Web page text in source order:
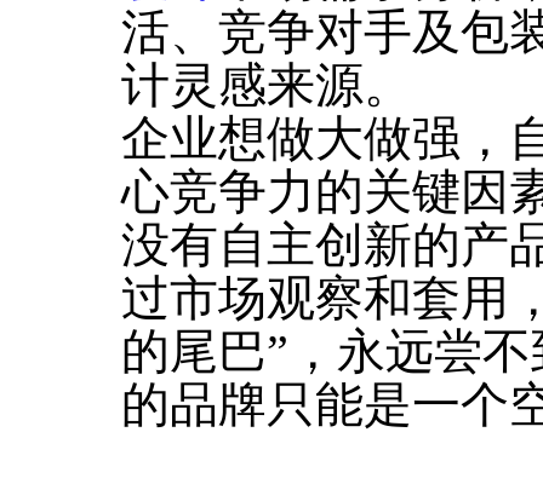
活、竞争对手及包
计灵感来源。
企业想做大做强，
心竞争力的关键因
没有自主创新的产
过市场观察和套用
的尾巴”，永远尝
的品牌只能是一个